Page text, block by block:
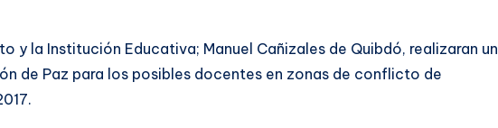
y la Institución Educativa; Manuel Cañizales de Quibdó, realizaran un
de Paz para los posibles docentes en zonas de conflicto de